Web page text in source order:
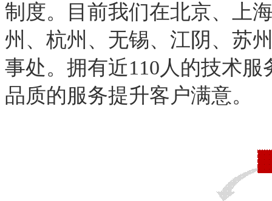
制度。目前我们在北京、上
州、杭州、无锡、江阴、苏
事处。拥有近110人的技术
品质的服务提升客户满意。